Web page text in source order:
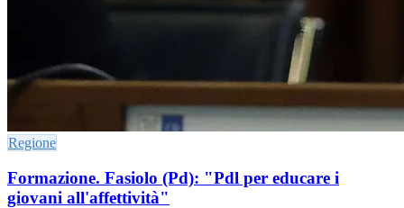
Regione
Formazione. Fasiolo (Pd): "Pdl per educare i
giovani all'affettività"